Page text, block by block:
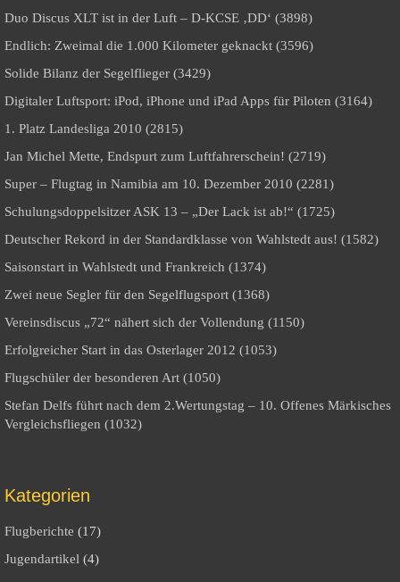
Duo Discus XLT ist in der Luft – D-KCSE ‚DD‘ (3898)
Endlich: Zweimal die 1.000 Kilometer geknackt (3596)
Solide Bilanz der Segelflieger (3429)
Digitaler Luftsport: iPod, iPhone und iPad Apps für Piloten (3164)
1. Platz Landesliga 2010 (2815)
Jan Michel Mette, Endspurt zum Luftfahrerschein! (2719)
Super – Flugtag in Namibia am 10. Dezember 2010 (2281)
Schulungsdoppelsitzer ASK 13 – „Der Lack ist ab!“ (1725)
Deutscher Rekord in der Standardklasse von Wahlstedt aus! (1582)
Saisonstart in Wahlstedt und Frankreich (1374)
Zwei neue Segler für den Segelflugsport (1368)
Vereinsdiscus „72“ nähert sich der Vollendung (1150)
Erfolgreicher Start in das Osterlager 2012 (1053)
Flugschüler der besonderen Art (1050)
Stefan Delfs führt nach dem 2.Wertungstag – 10. Offenes Märkisches
Vergleichsfliegen (1032)
Kategorien
Flugberichte (17)
Jugendartikel (4)